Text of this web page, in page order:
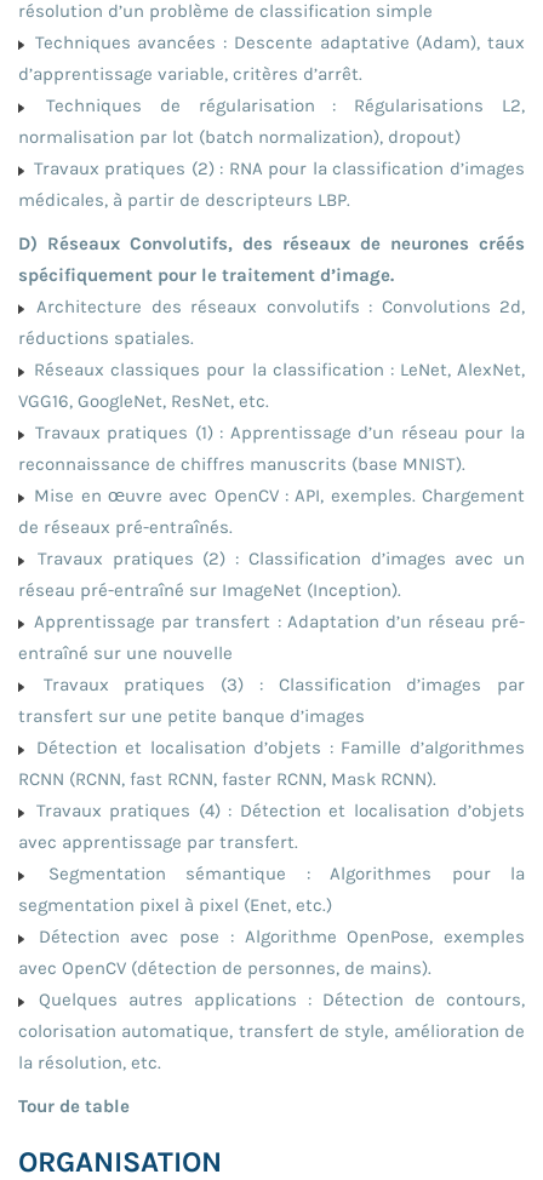
résolution d’un problème de classification simple
Techniques avancées : Descente adaptative (Adam), taux
d’apprentissage variable, critères d’arrêt.
Techniques de régularisation : Régularisations L2,
normalisation par lot (batch normalization), dropout)
Travaux pratiques (2) : RNA pour la classification d’images
médicales, à partir de descripteurs LBP.
D) Réseaux Convolutifs, des réseaux de neurones créés
spécifiquement pour le traitement d’image.
Architecture des réseaux convolutifs : Convolutions 2d,
réductions spatiales.
Réseaux classiques pour la classification : LeNet, AlexNet,
VGG16, GoogleNet, ResNet, etc.
Travaux pratiques (1) : Apprentissage d’un réseau pour la
reconnaissance de chiffres manuscrits (base MNIST).
Mise en œuvre avec OpenCV : API, exemples. Chargement
de réseaux pré-entraînés.
Travaux pratiques (2) : Classification d’images avec un
réseau pré-entraîné sur ImageNet (Inception).
Apprentissage par transfert : Adaptation d’un réseau pré-
entraîné sur une nouvelle
Travaux pratiques (3) : Classification d’images par
transfert sur une petite banque d’images
Détection et localisation d’objets : Famille d’algorithmes
RCNN (RCNN, fast RCNN, faster RCNN, Mask RCNN).
Travaux pratiques (4) : Détection et localisation d’objets
avec apprentissage par transfert.
Segmentation sémantique : Algorithmes pour la
segmentation pixel à pixel (Enet, etc.)
Détection avec pose : Algorithme OpenPose, exemples
avec OpenCV (détection de personnes, de mains).
Quelques autres applications : Détection de contours,
colorisation automatique, transfert de style, amélioration de
la résolution, etc.
Tour de table
ORGANISATION